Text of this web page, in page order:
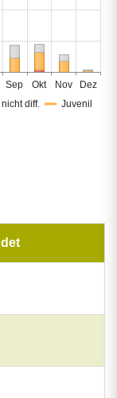
Sep Okt Nov Dez
diff.
Juvenil